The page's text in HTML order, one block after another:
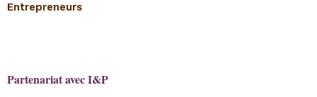
Entrepreneurs
Partenariat avec I&P